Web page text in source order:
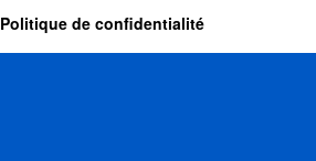
Politique de confidentialité